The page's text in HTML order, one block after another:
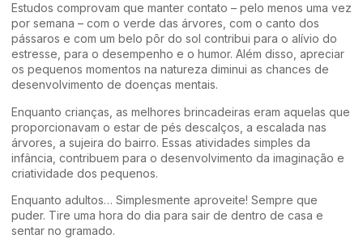
Estudos comprovam que manter contato – pelo menos uma vez
por semana – com o verde das árvores, com o canto dos
pássaros e com um belo pôr do sol contribui para o alívio do
estresse, para o desempenho e o humor. Além disso, apreciar
os pequenos momentos na natureza diminui as chances de
desenvolvimento de doenças mentais.
Enquanto crianças, as melhores brincadeiras eram aquelas que
proporcionavam o estar de pés descalços, a escalada nas
árvores, a sujeira do bairro. Essas atividades simples da
infância, contribuem para o desenvolvimento da imaginação e
criatividade dos pequenos.
Enquanto adultos… Simplesmente aproveite! Sempre que
puder. Tire uma hora do dia para sair de dentro de casa e
sentar no gramado.